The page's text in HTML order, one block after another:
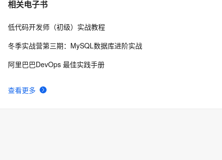
8 请使劲回答一个关于UNIX/Linux自动扩展stack的问题
相关电子书
查看更多
低代码开发师（初级）实战教程
冬季实战营第三期：MySQL数据库进阶实战
阿里巴巴DevOps 最佳实践手册